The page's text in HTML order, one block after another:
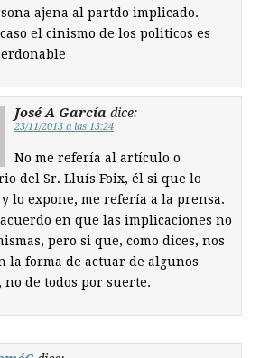
ajena al partdo implicado.
el cinismo de los politicos es
José A García dice:
23/11/2013 a las 13:24
No me refería al artículo o
del Sr. Lluís Foix, él si que lo
lo expone, me refería a la prensa.
en que las implicaciones no
pero si que, como dices, nos
la forma de actuar de algunos
no de todos por suerte.